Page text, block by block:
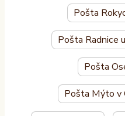
Pošta
Pošta Radnice
Pošta
Pošta Mýto v